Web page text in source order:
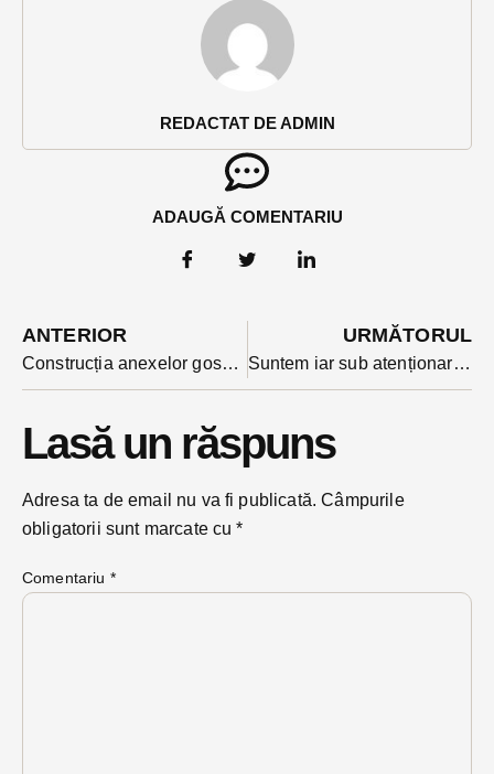
REDACTAT DE ADMIN
ADAUGĂ COMENTARIU
ANTERIOR
Construcția anexelor gospodărești pentru exploatațiile agricole nu mai are nevoie de avize de la DSP și Protecția Mediului. Prevederea a fost votată azi de deputați
URMĂTORUL
Suntem iar sub atenționare de cod galben de ploi torențiale. Vremea e din nou în răcire în județ
Lasă un răspuns
Adresa ta de email nu va fi publicată. Câmpurile
obligatorii sunt marcate cu*
Comentariu *